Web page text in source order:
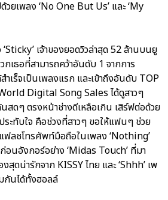
ยเพลง ‘No One But Us’ และ ‘My
เจ้าของยอดวิวล่าสุด 52 ล้านบนยู
เธอที่สามารถคว้าอันดับ 1 จากการ
ำเร็จเป็นเพลงแรก และเข้าถึงอันดับ TOP
Digital Song Sales ได้ดูสาวๆ
สดๆ ตรงหน้าช่างดีเหลือเกิน เสิร์ฟต่อด้วย
ระทับใจ คือช่วงที่สาวๆ ขอให้แฟนๆ ช่วย
ฟลชโทรศัพท์มือถือในเพลง ‘Nothing’
อนอังกอร์อย่าง ‘Midas Touch’ ที่มา
ดน่ารักจาก KISSY ไทย และ ‘Shhh’ เพ
กันได้ทั้งฮอลล์